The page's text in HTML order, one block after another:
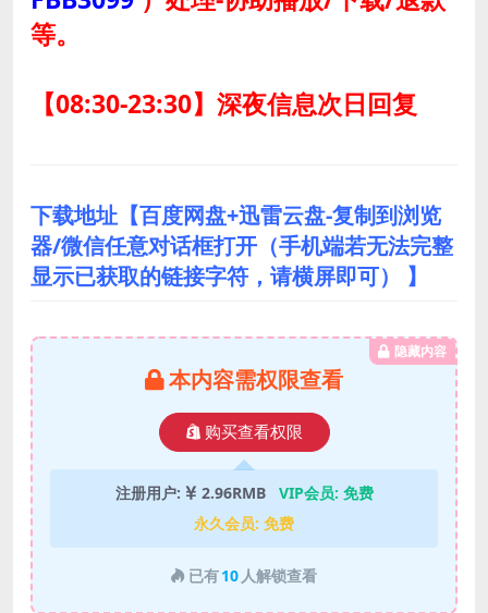
等。
【08:30-23:30】深夜信息次日回复
下载地址【百度网盘+迅雷云盘-复制到浏览
器/微信任意对话框打开（手机端若无法完整
显示已获取的链接字符，请横屏即可） 】
隐藏内容
本内容需权限查看
购买查看权限
注册用户: 2.96RMB VIP会员: 免费
永久会员: 免费
已有10 人解锁查看